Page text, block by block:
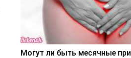
Могут ли быть месячные при